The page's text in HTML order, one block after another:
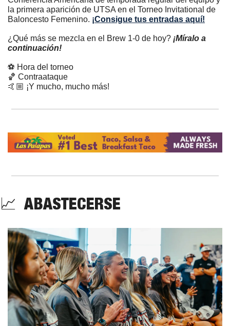
la primera aparición de UTSA en el Torneo Invitational de
Baloncesto Femenino. ¡Consigue tus entradas aquí!
¿Qué más se mezcla en el Brew 1-0 de hoy? ¡Míralo a
continuación!
⚽ Hora del torneo
🏀 Contraataque
🤙🏼 ¡Y mucho, mucho más!
📈
  ABASTECERSE